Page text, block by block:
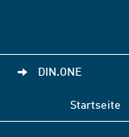
DIN.ONE
Startseite